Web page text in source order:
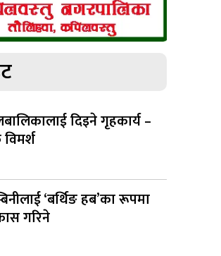
दिइने गृहकार्य –
‘बर्थिङ हब’का रूपमा
गरिने